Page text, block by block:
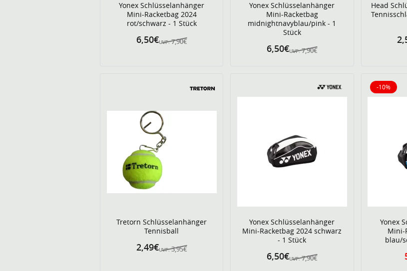
Yonex Schlüsselanhänger
Mini-Racketbag 2024
rot/schwarz - 1 Stück
UVP: 7,90€
6,50€
Yonex Schlüsselanhänger
Mini-Racketbag
midnightnavyblau/pink - 1
Stück
UVP: 7,90€
6,50€
Head
Tretorn Schlüsselanhänger
Tennisball
UVP: 3,95€
2,49€
Yonex Schlüsselanhänger
Mini-Racketbag 2024 schwarz
- 1 Stück
UVP: 7,90€
6,50€
Yonex
Mini-
blau/
-10%
10%